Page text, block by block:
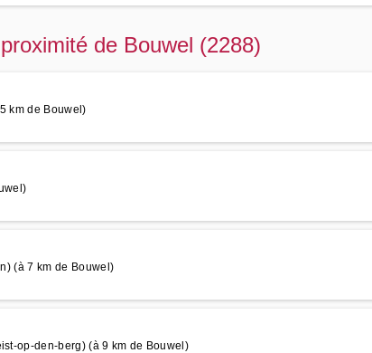
de Bouwel (2288)
km de Bouwel)
(à 7 km de Bouwel)
op-den-berg) (à 9 km de Bouwel)